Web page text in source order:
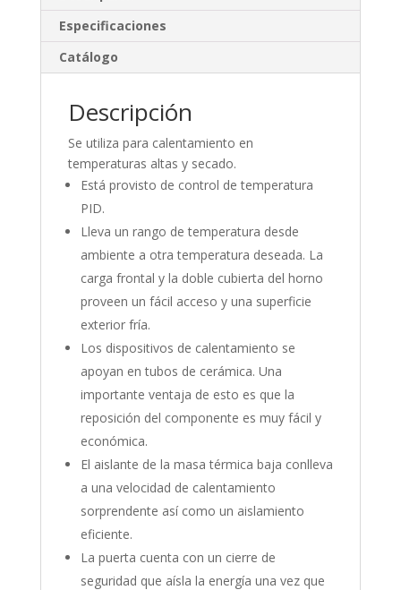
dI
n
o
o
k
ar
ti
r
Especificaciones
Catálogo
Descripción
Se utiliza para calentamiento en
temperaturas altas y secado.
Está provisto de control de temperatura
PID.
Lleva un rango de temperatura desde
ambiente a otra temperatura deseada. La
carga frontal y la doble cubierta del horno
proveen un fácil acceso y una superficie
exterior fría.
Los dispositivos de calentamiento se
apoyan en tubos de cerámica. Una
importante ventaja de esto es que la
reposición del componente es muy fácil y
económica.
El aislante de la masa térmica baja conlleva
a una velocidad de calentamiento
sorprendente así como un aislamiento
eficiente.
La puerta cuenta con un cierre de
seguridad que aísla la energía una vez que